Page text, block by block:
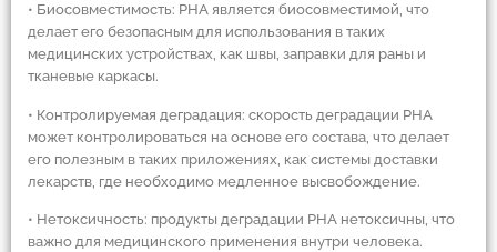
• Биосовместимость: PHA является биосовместимой, что
делает его безопасным для использования в таких
медицинских устройствах, как швы, заправки для раны и
тканевые каркасы.
• Контролируемая деградация: скорость деградации PHA
может контролироваться на основе его состава, что делает
его полезным в таких приложениях, как системы доставки
лекарств, где необходимо медленное высвобождение.
• Нетоксичность: продукты деградации PHA нетоксичны, что
важно для медицинского применения внутри человека.